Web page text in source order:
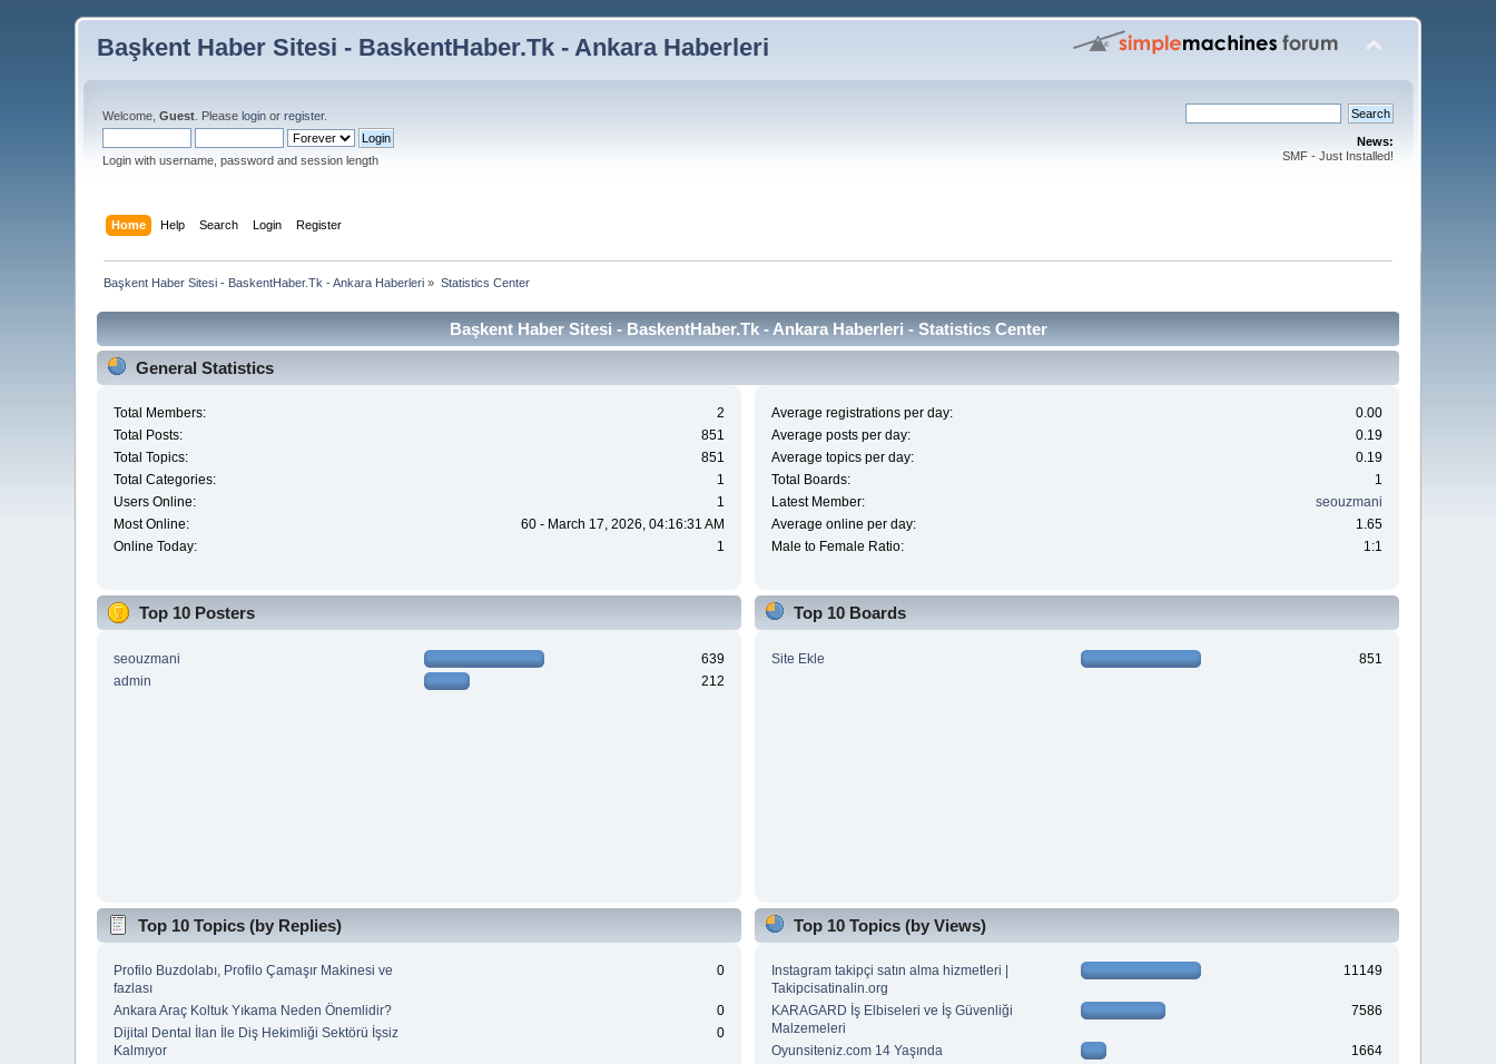
Başkent Haber Sitesi - BaskentHaber.Tk - Ankara Haberleri
Welcome,Guest . Pleaselogin orregister.
Login with username, password and session length
News:
SMF - Just Installed!
Home Help Search Login Register
Başkent Haber Sitesi - BaskentHaber.Tk - Ankara Haberleri » Statistics Center
Başkent Haber Sitesi - BaskentHaber.Tk - Ankara Haberleri - Statistics Center
General Statistics
Total Members:
2
Total Posts:
851
Total Topics:
851
Total Categories:
1
Users Online:
1
Most Online:
60 - March 17, 2026, 04:16:31 AM
Online Today:
1
Average registrations per day:
0.00
Average posts per day:
0.19
Average topics per day:
0.19
Total Boards:
1
Latest Member:
seouzmani
Average online per day:
1.65
Male to Female Ratio:
1:1
Top 10 Posters
seouzmani
639
admin
212
Top 10 Boards
Site Ekle 851
Top 10 Topics (by Replies)
Profilo Buzdolabı, Profilo Çamaşır Makinesi ve
fazlası
0
Ankara Araç Koltuk Yıkama Neden Önemlidir?
0
Dijital Dental İlan İle Diş Hekimliği Sektörü İşsiz
Kalmıyor
0
Top 10 Topics (by Views)
Instagram takipçi satın alma hizmetleri |
Takipcisatinalin.org
11149
KARAGARD İş Elbiseleri ve İş Güvenliği
Malzemeleri
7586
Oyunsiteniz.com 14 Yaşında
1664